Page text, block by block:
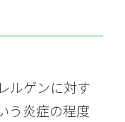
ルゲンに対す
う炎症の程度